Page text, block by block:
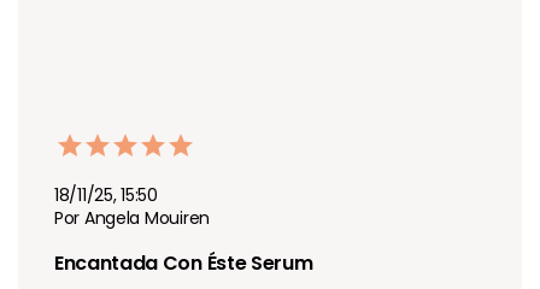
18/11/25, 15:50
Por Angela Mouiren
Encantada Con Éste Serum